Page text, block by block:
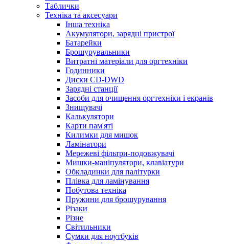
Таблички
Техніка та аксесуари
Інша техніка
Акумулятори, зарядні пристрої
Батарейки
Брошурувальники
Витратні матеріали для оргтехніки
Годинники
Диски CD-DWD
Зарядні станції
Засоби для очищення оргтехніки і екранів
Знищувачі
Калькулятори
Карти пам'яті
Килимки для мишок
Ламінатори
Мережеві фільтри-подовжувачі
Мишки-маніпулятори, клавіатури
Обкладинки для палітурки
Плівка для ламінування
Побутова техніка
Пружини для брошурування
Різаки
Різне
Світильники
Сумки для ноутбуків